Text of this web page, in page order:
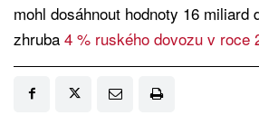
mohl dosáhnout hodnoty 16 miliard
zhruba 4 % ruského dovozu v roce